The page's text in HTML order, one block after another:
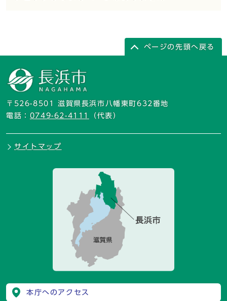
ページの先頭へ戻る
〒526-8501 滋賀県長浜市八幡東町632番地
電話： 0749-62-4111 （代表）
サイトマップ
本庁へのアクセス